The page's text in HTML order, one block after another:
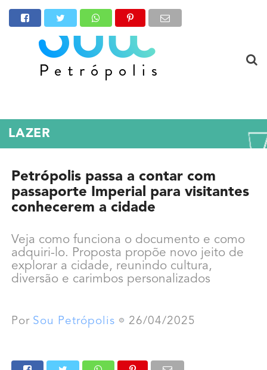
LAZER
Petrópolis passa a contar com
passaporte Imperial para visitantes
conhecerem a cidade
Veja como funciona o documento e como
adquiri-lo. Proposta propõe novo jeito de
explorar a cidade, reunindo cultura,
diversão e carimbos personalizados
Por Sou Petrópolis 26/04/2025